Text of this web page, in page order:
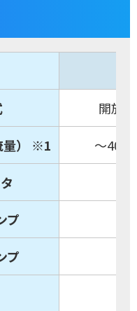
開放
量） ※1 ～
プ
プ